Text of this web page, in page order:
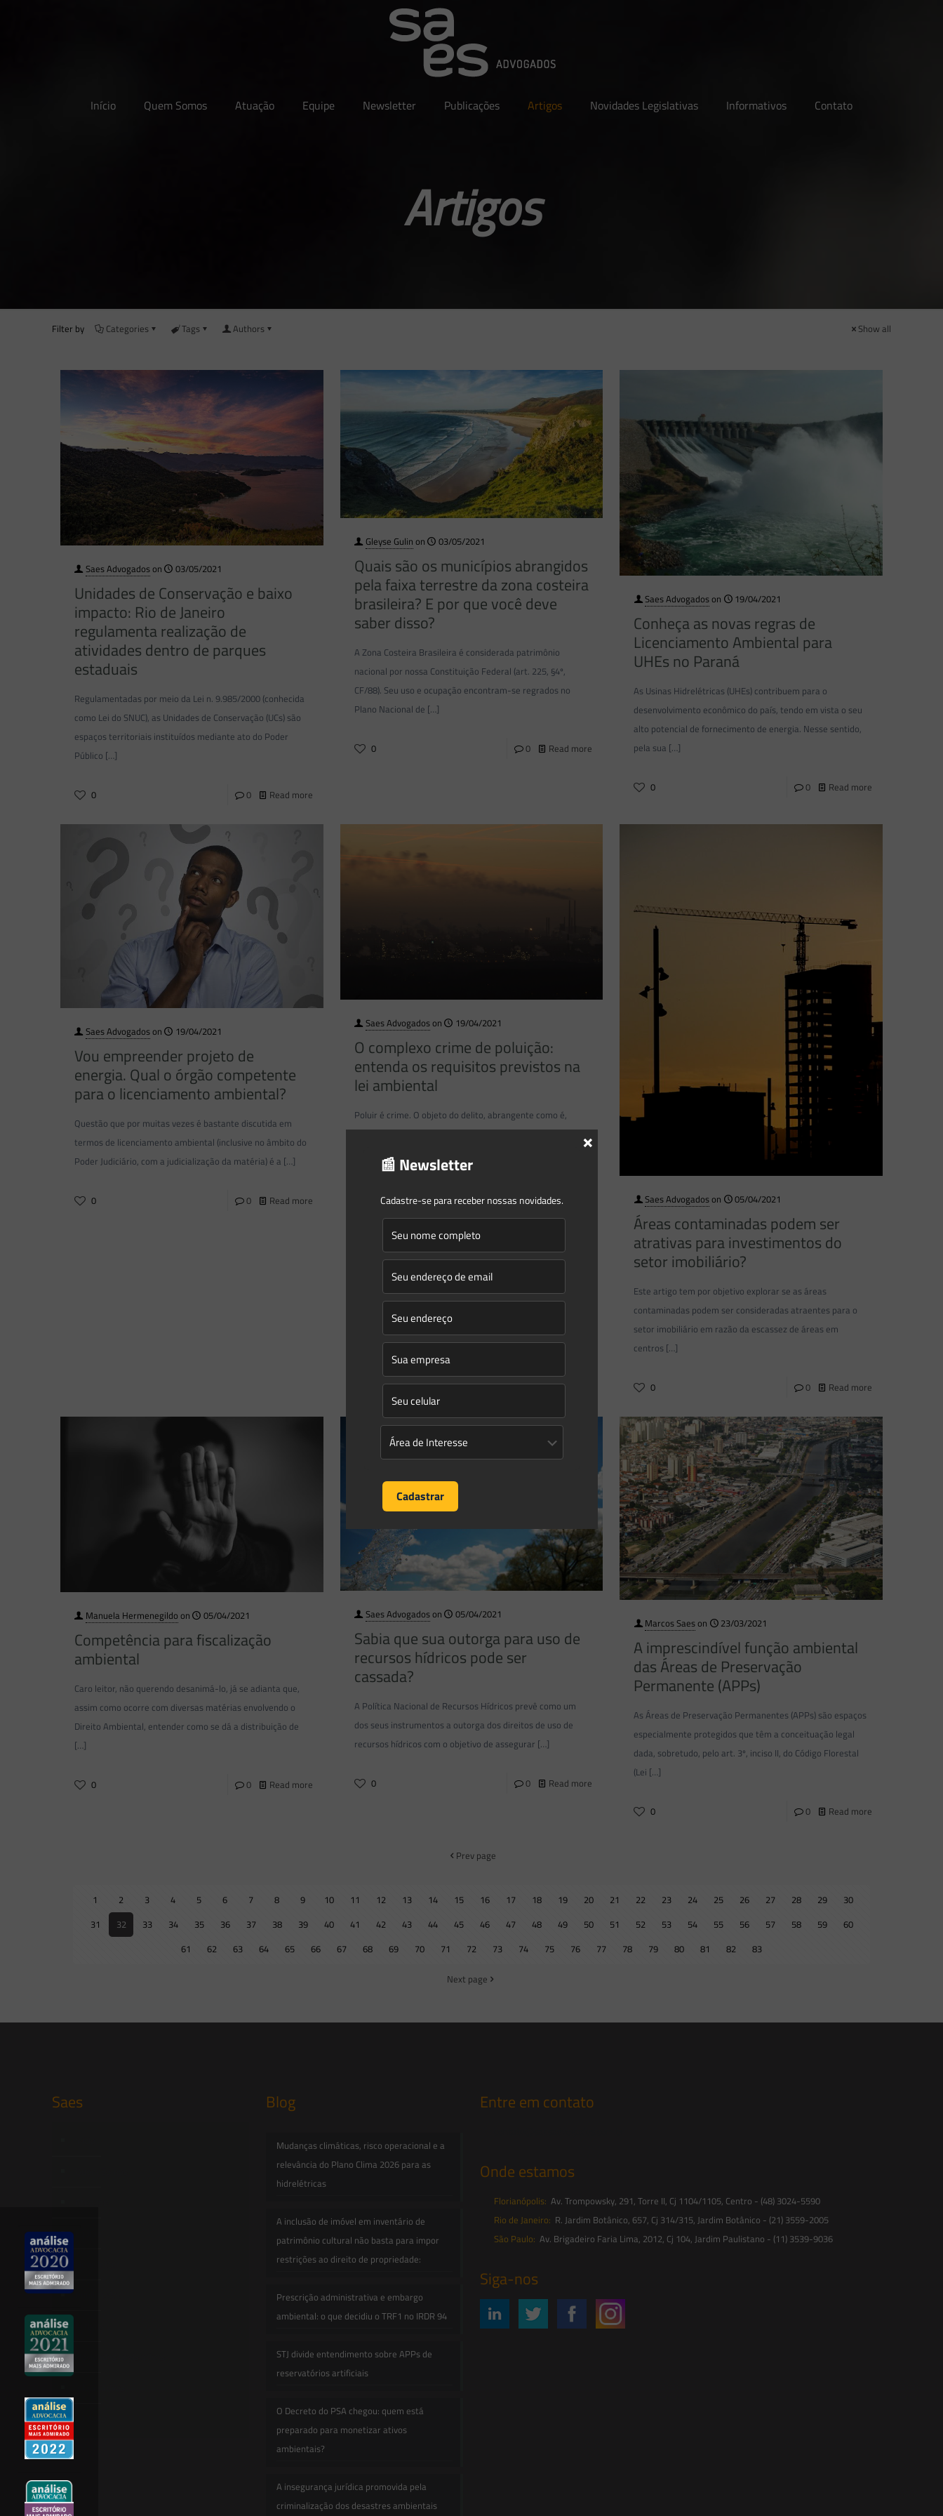
Início Quem Somos Atuação Equipe Newsletter Publicações Artigos Novidades Legislativas Informativos Contato
Artigos
Filter by Categories Tags Authors Show all
Saes Advogadoson 03/05/2021
Unidades de Conservação e baixo
impacto: Rio de Janeiro
regulamenta realização de
atividades dentro de parques
estaduais
Regulamentadas por meio da Lei n. 9.985/2000 (conhecida
como Lei do SNUC), as Unidades de Conservação (UCs) são
espaços territoriais instituídos mediante ato do Poder
Público […]
0 0 Read more
Gleyse Gulin on 03/05/2021
Quais são os municípios abrangidos
pela faixa terrestre da zona costeira
brasileira? E por que você deve
saber disso?
A Zona Costeira Brasileira é considerada patrimônio
nacional por nossa Constituição Federal (art. 225, §4º,
CF/88). Seu uso e ocupação encontram-se regrados no
Plano Nacional de […]
0 0 Read more
Saes Advogadoson 19/04/2021
Conheça as novas regras de
Licenciamento Ambiental para
UHEs no Paraná
As Usinas Hidrelétricas (UHEs) contribuem para o
desenvolvimento econômico do país, tendo em vista o seu
alto potencial de fornecimento de energia. Nesse sentido,
pela sua […]
0 0 Read more
Saes Advogadoson 19/04/2021
Vou empreender projeto de
energia. Qual o órgão competente
para o licenciamento ambiental?
Questão que por muitas vezes é bastante discutida em
termos de licenciamento ambiental (inclusive no âmbito do
Poder Judiciário, com a judicialização da matéria) é a […]
0 0 Read more
Saes Advogadoson 19/04/2021
O complexo crime de poluição:
entenda os requisitos previstos na
lei ambiental
Poluir é crime. O objeto do delito, abrangente como é,
inclui as alterações e degradações provocadas na
Saes Advogadoson 05/04/2021
Áreas contaminadas podem ser
atrativas para investimentos do
setor imobiliário?
Este artigo tem por objetivo explorar se as áreas
contaminadas podem ser consideradas atraentes para o
setor imobiliário em razão da escassez de áreas em
centros […]
0 0 Read more
Manuela Hermenegildo on 05/04/2021
Competência para fiscalização
ambiental
Caro leitor, não querendo desanimá-lo, já se adianta que,
assim como ocorre com diversas matérias envolvendo o
Direito Ambiental, entender como se dá a distribuição de
[…]
0 0 Read more
Saes Advogadoson 05/04/2021
Sabia que sua outorga para uso de
recursos hídricos pode ser
cassada?
A Política Nacional de Recursos Hídricos prevê como um
dos seus instrumentos a outorga dos direitos de uso de
recursos hídricos com o objetivo de assegurar […]
0 0 Read more
Marcos Saeson 23/03/2021
A imprescindível função ambiental
das Áreas de Preservação
Permanente (APPs)
As Áreas de Preservação Permanentes (APPs) são espaços
especialmente protegidos que têm a conceituação legal
dada, sobretudo, pelo art. 3º, inciso II, do Código Florestal
(Lei […]
0 0 Read more
Prev page
1 2 3 4 5 6 7 8 9 10 11 12 13 14 15 16 17 18 19 20 21 22 23 24 25 26 27 28 29
30
31
32 33 34 35 36 37 38 39 40 41 42 43 44 45 46 47 48 49 50 51 52 53 54 55 56 57 58 59
60
61
62 63 64 65 66 67 68 69 70 71 72 73 74 75 76 77 78 79 80 81 82 83
Next page
Saes Blog
Mudanças climáticas, risco operacional e a
relevância do Plano Clima 2026 para as
hidrelétricas
A inclusão de imóvel em inventário de
patrimônio cultural não basta para impor
restrições ao direito de propriedade:
Prescrição administrativa e embargo
ambiental: o que decidiu o TRF1 no IRDR 94
STJ divide entendimento sobre APPs de
reservatórios artificiais
O Decreto do PSA chegou: quem está
preparado para monetizar ativos
ambientais?
A insegurança jurídica promovida pela
criminalização dos desastres ambientais
Entre em contato
Onde estamos
Florianópolis: Av. Trompowsky, 291, Torre II, Cj 1104/1105, Centro - (48) 3024-5590
Rio de Janeiro: R. Jardim Botânico, 657, Cj 314/315, Jardim Botânico - (21) 3559-2005
São Paulo: Av. Brigadeiro Faria Lima, 2012, Cj 104, Jardim Paulistano - (11) 3539-9036
Siga-nos
📰 Newsletter
Cadastre-se para receber nossas novidades.
×